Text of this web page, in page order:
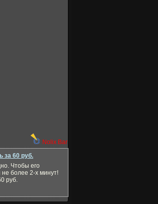
Nolix Bar
за 60 руб.
Чтобы его
не более 2-х минут!
руб.